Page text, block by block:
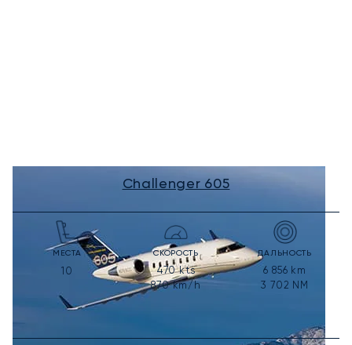
Challenger 605
МЕСТА
10
СКОРОСТЬ
470kts
870km/h
ДАЛЬНОСТЬ
6 856 km
3 702 NM